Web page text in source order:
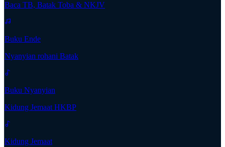
Baca TB, Batak Toba & NKJV
Buku Ende
Nyanyian rohani Batak
Buku Nyanyian
Kidung Jemaat HKBP
Kidung Jemaat